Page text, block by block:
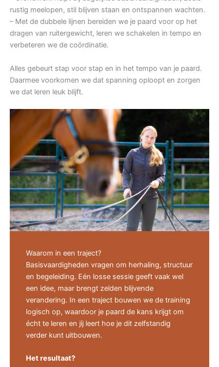
rustig meelopen, stil blijven staan en ontspannen wachten.
– Met de dubbele lijnen bereiden we je paard voor op het
dragen van ruitergewicht, leren we schakelen in tempo en
verbeteren we de coördinatie.
Alles gebeurt stap voor stap en in het tempo van je paard.
Daarmee voorkomen we dat spanning oploopt en zorgen
we dat leren leuk blijft.
Waarom in een traject?
Basisvaardigheden vragen om herhaling, structuur
en begeleiding. Eén losse sessie geeft vaak wel
een idee, maar brengt zelden blijvende
verandering. In een traject bouwen we de training
logisch op, waardoor je paard de kans krijgt om
écht te leren en jij leert hoe je dit zelfstandig
verder kunt uitbouwen.
Het resultaat?